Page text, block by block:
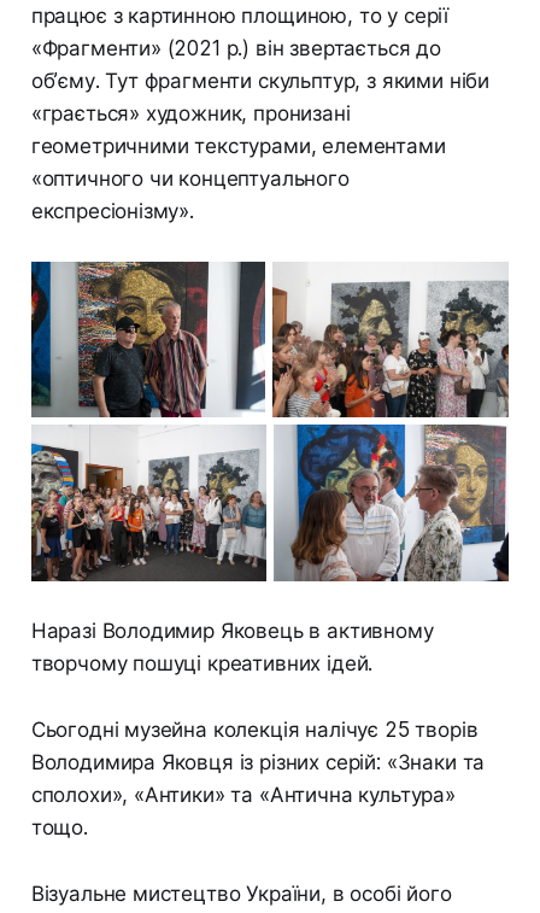
працює з картинною площиною, то у серії
«Фрагменти» (2021 р.) він звертається до
об’єму. Тут фрагменти скульптур, з якими ніби
«грається» художник, пронизані
геометричними текстурами, елементами
«оптичного чи концептуального
експресіонізму».
Наразі Володимир Яковець в активному
творчому пошуці креативних ідей.
Сьогодні музейна колекція налічує 25 творів
Володимира Яковця із різних серій: «Знаки та
сполохи», «Антики» та «Антична культура»
тощо.
Візуальне мистецтво України, в особі його